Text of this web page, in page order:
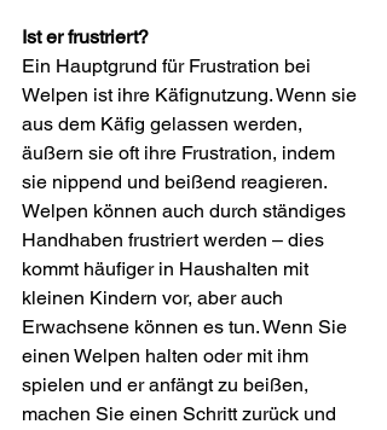
Ist er frustriert?
Ein Hauptgrund für Frustration bei
Welpen ist ihre Käfignutzung. Wenn sie
aus dem Käfig gelassen werden,
äußern sie oft ihre Frustration, indem
sie nippend und beißend reagieren.
Welpen können auch durch ständiges
Handhaben frustriert werden – dies
kommt häufiger in Haushalten mit
kleinen Kindern vor, aber auch
Erwachsene können es tun. Wenn Sie
einen Welpen halten oder mit ihm
spielen und er anfängt zu beißen,
machen Sie einen Schritt zurück und